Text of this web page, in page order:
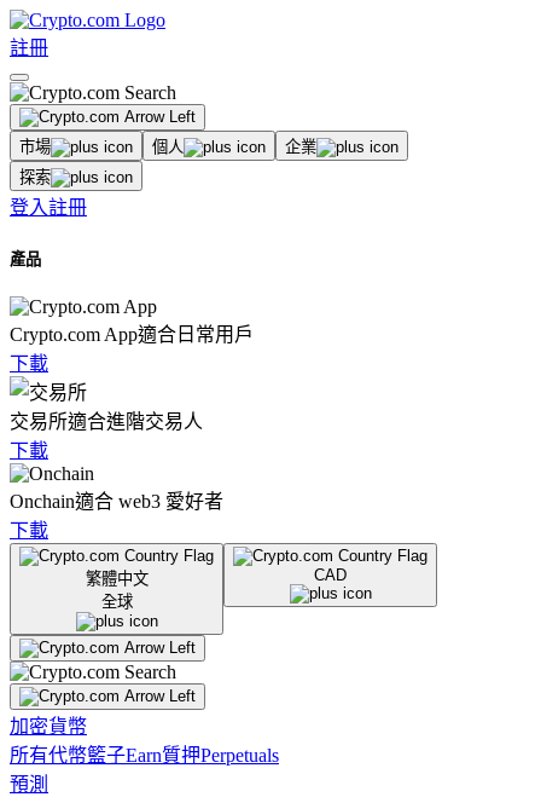
註冊
市場 個人
企業
探索
登入註冊
產品
Crypto.com App適合日常用戶
下載
交易所適合進階交易人
下載
Onchain適合 web3 愛好者
下載
繁體中文
全球
CAD
加密貨幣
所有代幣籃子Earn質押Perpetuals
預測